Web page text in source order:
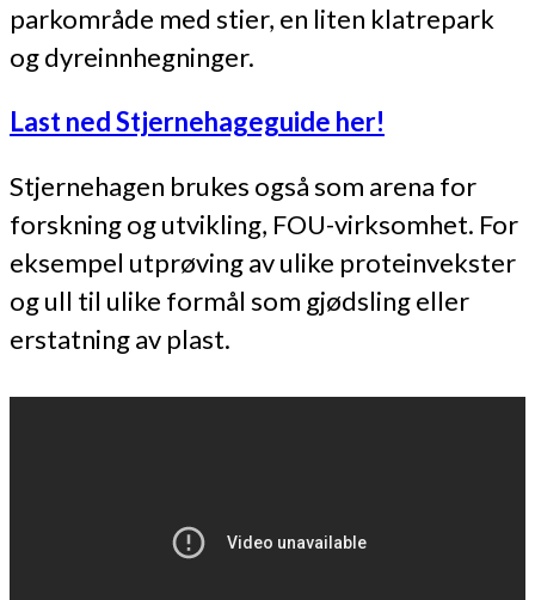
parkområde med stier, en liten klatrepark
og dyreinnhegninger.
Last ned Stjernehageguide her!
Stjernehagen brukes også som arena for
forskning og utvikling, FOU-virksomhet. For
eksempel utprøving av ulike proteinvekster
og ull til ulike formål som gjødsling eller
erstatning av plast.